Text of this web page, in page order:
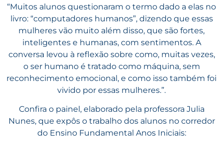
“Muitos alunos questionaram o termo dado a elas no
livro: “computadores humanos”, dizendo que essas
mulheres vão muito além disso, que são fortes,
inteligentes e humanas, com sentimentos. A
conversa levou à reflexão sobre como, muitas vezes,
o ser humano é tratado como máquina, sem
reconhecimento emocional, e como isso também foi
vivido por essas mulheres.”.
Confira o painel, elaborado pela professora Julia
Nunes, que expôs o trabalho dos alunos no corredor
do Ensino Fundamental Anos Iniciais: